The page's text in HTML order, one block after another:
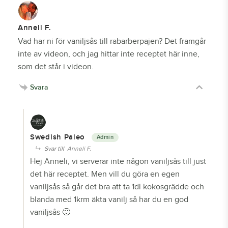
Anneli F.
Vad har ni för vaniljsås till rabarberpajen? Det framgår
inte av videon, och jag hittar inte receptet här inne,
som det står i videon.
Svara
Swedish Paleo
Svar till Anneli F.
Hej Anneli, vi serverar inte någon vaniljsås till just
det här receptet. Men vill du göra en egen
vaniljsås så går det bra att ta 1dl kokosgrädde och
blanda med 1krm äkta vanilj så har du en god
vaniljsås 🙂